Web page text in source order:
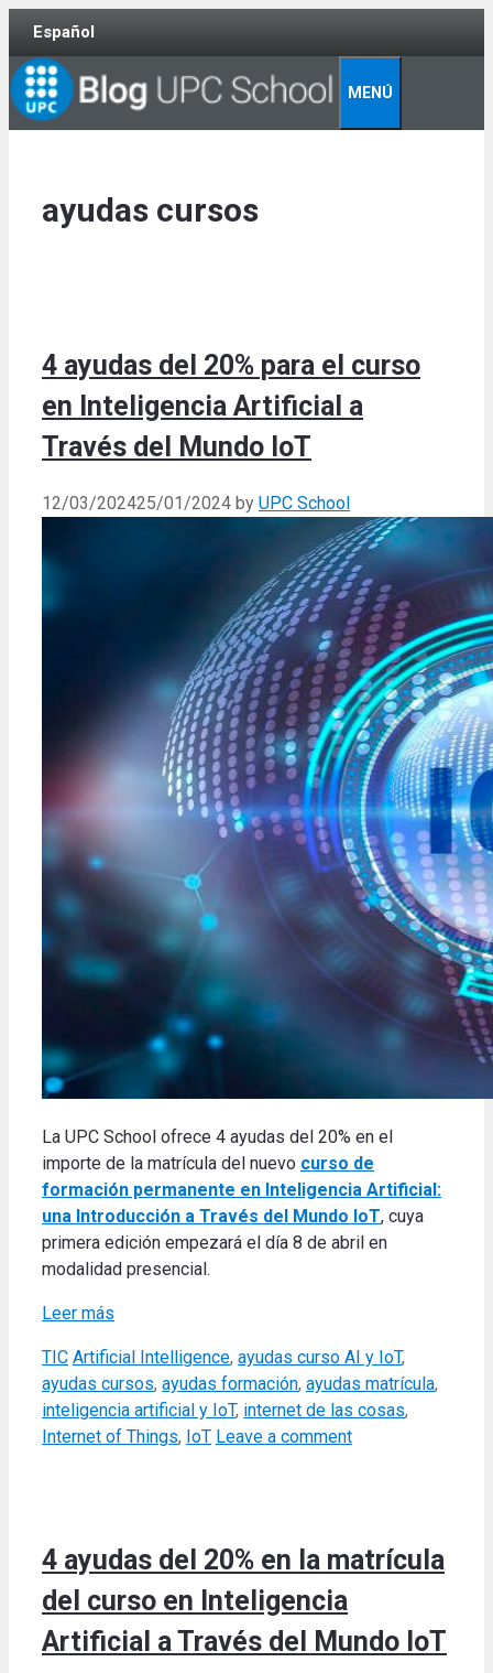
Skip
content
Español
MENÚ
ayudas cursos
4 ayudas del 20% para el curso
en Inteligencia Artificial a
Través del Mundo IoT
12/03/202425/01/2024 by UPC School
La UPC School ofrece 4 ayudas del 20% en el
importe de la matrícula del nuevo curso de
formación permanente en Inteligencia Artificial:
una Introducción a Través del Mundo IoT, cuya
primera edición empezará el día 8 de abril en
modalidad presencial.
Leer más
Categories
TIC Tags
Artificial Intelligence, ayudas curso AI y IoT,
ayudas cursos, ayudas formación, ayudas matrícula,
inteligencia artificial y IoT, internet de las cosas,
Internet of Things, IoT Leave a comment
4 ayudas del 20% en la matrícula
del curso en Inteligencia
Artificial a Través del Mundo IoT